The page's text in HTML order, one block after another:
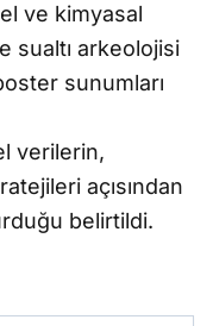
ve kimyasal
sualtı arkeolojisi
sunumları
verilerin,
açısından
belirtildi.